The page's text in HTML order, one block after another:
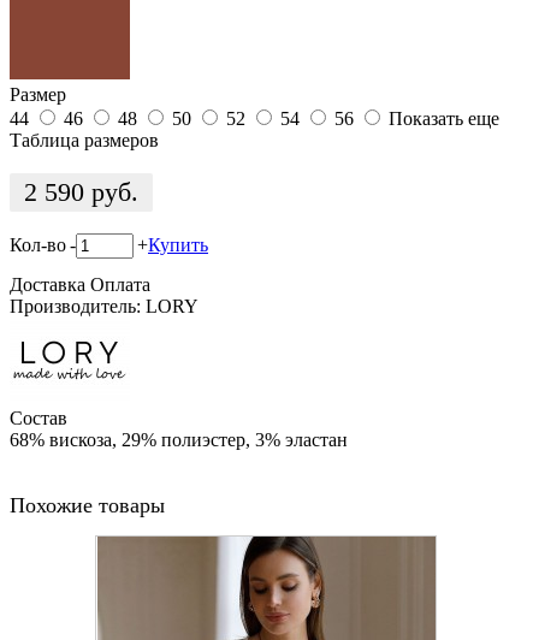
Размер
44
46 48 50 52 54 56
Показать еще
Таблица размеров
2 590 руб.
Кол-во- +Купить
Доставка Оплата
Производитель: LORY
Состав
68% вискоза, 29% полиэстер, 3% эластан
Похожие товары